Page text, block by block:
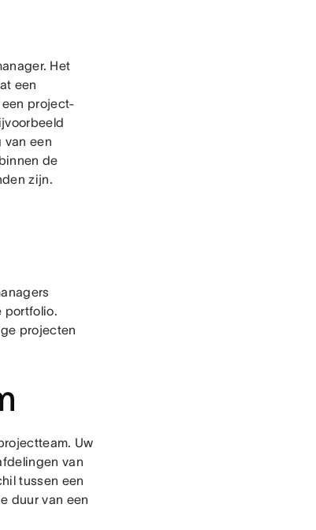
Het
een
project-
van een
de
zijn.
projecten
Uw
van
tussen een
duur van een